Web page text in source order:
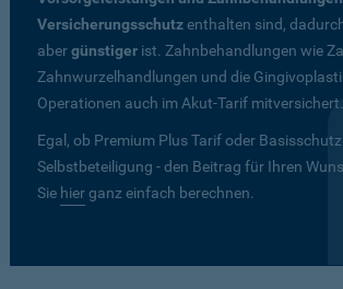
Versicherungsschutzenthalten sind,
abergünstiger ist. Zahnbehandlungen wie
Zahnwurzelhandlungen und die
Operationen auch im Akut-Tarif mitversichert.
Egal, ob Premium Plus Tarif oder
Selbstbeteiligung - den Beitrag für Ihren
Sie hierganz einfach berechnen.